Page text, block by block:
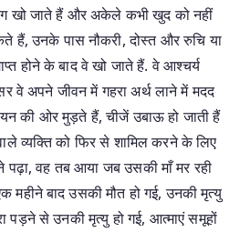
खो जाते हैं और अकेले कभी खुद को नहीं
हैं, उनके पास नौकरी, दोस्त और रुचि या
होने के बाद वे खो जाते हैं. वे आश्चर्य
वे अपने जीवन में गहरा अर्थ लाने में मदद
की ओर मुड़ते हैं, चीजें उबाऊ हो जाती हैं
व्यक्ति को फिर से शामिल करने के लिए
पढ़ा, वह तब आया जब उसकी माँ मर रही
महीने बाद उसकी मौत हो गई, उनकी मृत्यु
पड़ने से उनकी मृत्यु हो गई, आत्माएं समूहों